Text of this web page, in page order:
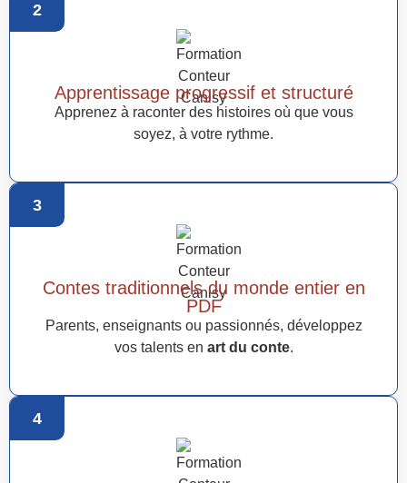
2
Apprentissage progressif et structuré
Apprenez à raconter des histoires où que vous
soyez, à votre rythme.
3
Contes traditionnels du monde entier en
PDF
Parents, enseignants ou passionnés, développez
vos talents en art du conte.
4